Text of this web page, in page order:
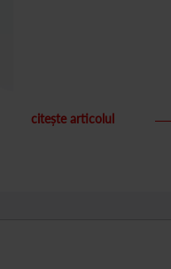
citește articolul